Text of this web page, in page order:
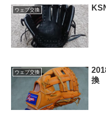
ウェブ交換
ウェブ交換
換